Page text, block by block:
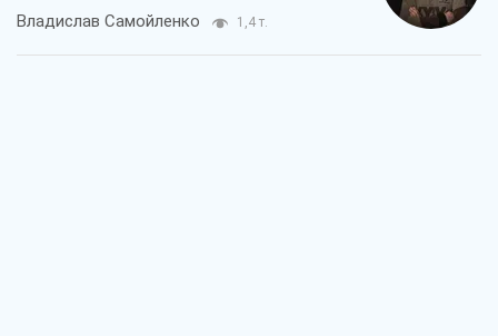
Владислав Самойленко 1,4 т.